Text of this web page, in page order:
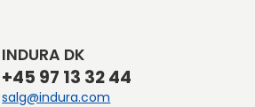
INDURA DK
+45 97 13 32 44
salg@indura.com